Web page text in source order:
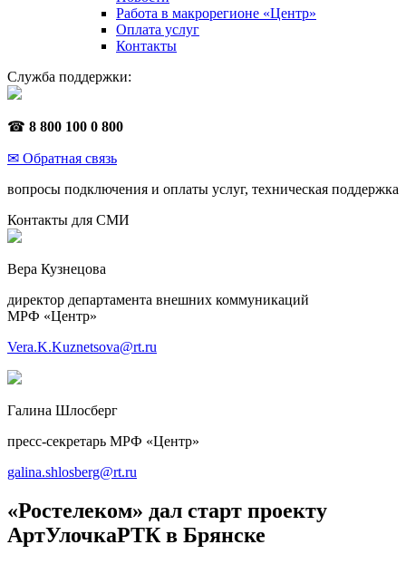
Работа в макрорегионе «Центр»
Оплата услуг
Контакты
Служба поддержки:
☎ 8 800 100 0 800
✉ Обратная связь
вопросы подключения и оплаты услуг, техническая поддержка
Контакты для СМИ
Вера Кузнецова
директор департамента внешних коммуникаций
МРФ «Центр»
Vera.K.Kuznetsova@rt.ru
Галина Шлосберг
пресс-секретарь МРФ «Центр»
galina.shlosberg@rt.ru
«Ростелеком» дал старт проекту
АртУлочкаРТК в Брянске